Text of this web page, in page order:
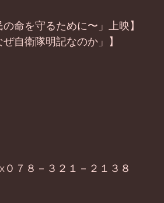
命を守るために〜」上映】
自衛隊明記なのか」】
７８－３２１－２１３８